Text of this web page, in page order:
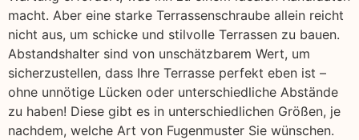
macht. Aber eine starke Terrassenschraube allein reicht
nicht aus, um schicke und stilvolle Terrassen zu bauen.
Abstandshalter sind von unschätzbarem Wert, um
sicherzustellen, dass Ihre Terrasse perfekt eben ist –
ohne unnötige Lücken oder unterschiedliche Abstände
zu haben! Diese gibt es in unterschiedlichen Größen, je
nachdem, welche Art von Fugenmuster Sie wünschen.